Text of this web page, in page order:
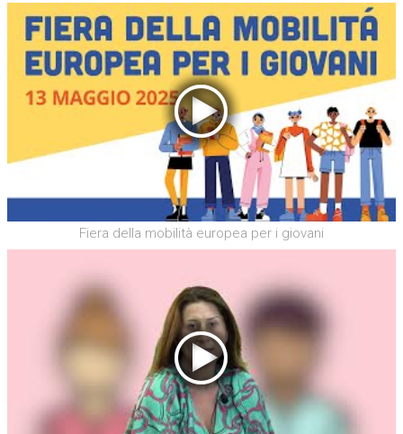
Fiera della mobilità europea per i giovani